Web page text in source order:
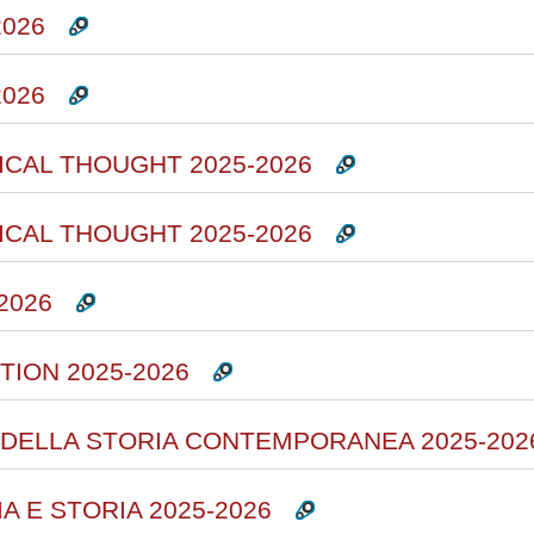
THOUGHT 2025-2026
THOUGHT 2025-2026
2025-2026
STORIA CONTEMPORANEA 2025-
E STORIA 2025-2026